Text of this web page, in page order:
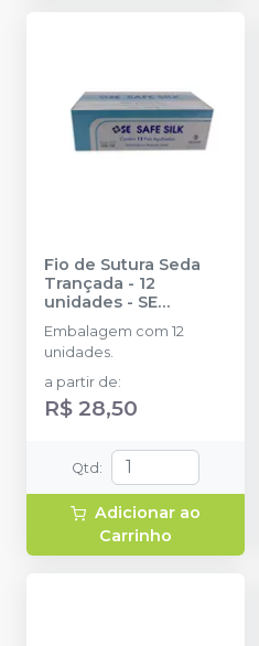
Fio de Sutura Seda
Trançada - 12
unidades - SE
COMERCIAL
Embalagem com 12
unidades.
a partir de:
R$ 28,50
Qtd:
Adicionar ao
Carrinho